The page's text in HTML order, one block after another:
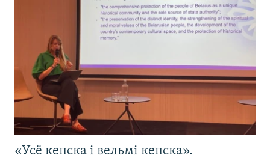
«Усё кепска і вельмі кепска».